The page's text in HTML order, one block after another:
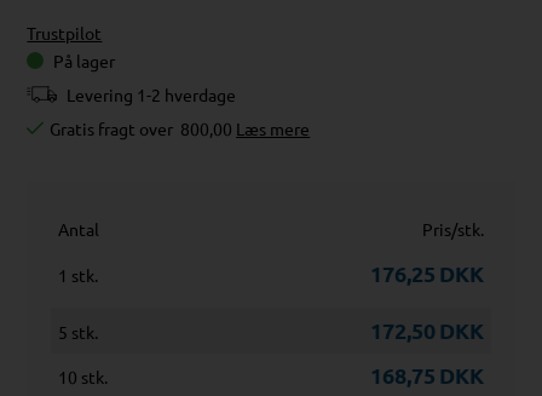
Trustpilot
På lager
Levering 1-2 hverdage
Gratis fragt over 800,00 Læs mere
Antal Pris/stk.
1 stk. 176,25 DKK
5 stk. 172,50DKK
10 stk. 168,75 DKK